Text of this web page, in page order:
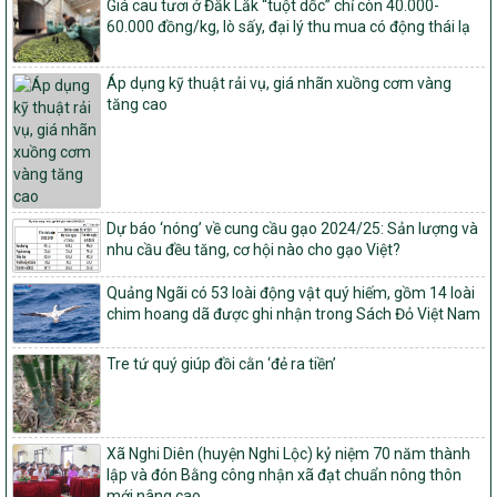
sản phẩm Mỗi xã một sản phẩm
số: 19/2026/QĐ-TTg
Quy định điều kiện, trình tự, thủ tục, hồ sơ xét, công nhận, công bố
và thu hồi quyết định công nhận xã đạt chuẩn nông thôn mới, xã
đạt nông thôn mới hiện đại và tỉnh, thành phố hoàn thành nhiệm
vụ xây dựng nông thôn mới giai đoạn 2026 – 2030
Quyết định số 16/2026/QĐ-TTg
Quy định nguyên tắc, tiêu chí, định mức phân bổ ngân sách trung
ương và tỉ lệ vốn đối ứng ngân sách của địa phương thực hiện
Chương trình mục tiêu quốc gia xây dựng nông thôn mới, giảm
nghèo bền vững và phát triển kinh tế – xã hội vùng đồng bào dân
tộc thiểu số và miền núi giai đoạn 2026 – 2030
1451/QĐ-UBND
Phê duyệt danh sách các xã thuộc nhóm 1, nhóm 2, nhóm 3
trong xây dựng nông thôn mới giai đoạn 2026-2030 trên địa bàn
tỉnh Nghệ An
103/PTNT-NTM
Về việc đăng ký thực hiện Dự án liên kết theo chuỗi giá trị thuộc
Dự án 2 – Chương trình Mục tiêu quốc gia Giảm nghèo bền vững
giai đoạn 2021-2025 được kéo dài sang năm 2026
Giá cau tươi ở Đắk Lắk “tuột dốc” chỉ còn 40.000-
60.000 đồng/kg, lò sấy, đại lý thu mua có động thái lạ
Áp dụng kỹ thuật rải vụ, giá nhãn xuồng cơm vàng
tăng cao
Dự báo ‘nóng’ về cung cầu gạo 2024/25: Sản lượng và
nhu cầu đều tăng, cơ hội nào cho gạo Việt?
Quảng Ngãi có 53 loài động vật quý hiếm, gồm 14 loài
chim hoang dã được ghi nhận trong Sách Đỏ Việt Nam
Tre tứ quý giúp đồi cằn ‘đẻ ra tiền’
Xã Nghi Diên (huyện Nghi Lộc) kỷ niệm 70 năm thành
lập và đón Bằng công nhận xã đạt chuẩn nông thôn